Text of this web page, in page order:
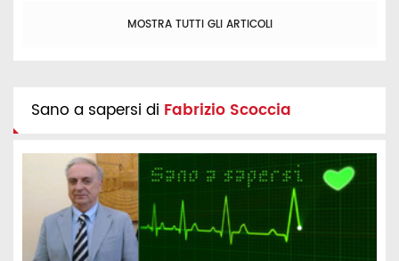
MOSTRA TUTTI GLI ARTICOLI
Sano a sapersi di Fabrizio Scoccia